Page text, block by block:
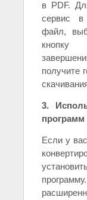
в PDF.
сервис в
файл,
кнопку
получите
3.
программ
Если у